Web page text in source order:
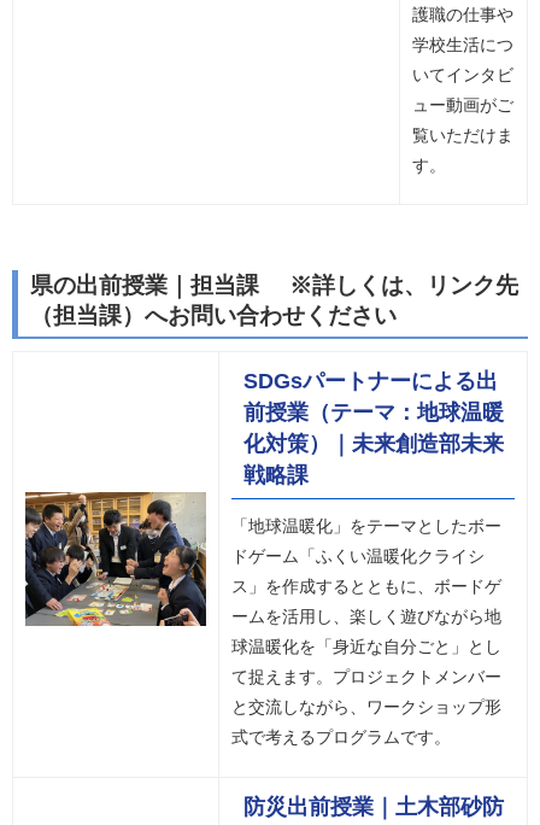
護職の仕事や
学校生活につ
いてインタビ
ュー動画がご
覧いただけま
す。
県の出前授業｜担当課 ※詳しくは、リンク先
（担当課）へお問い合わせください
SDGsパートナーによる出
前授業（テーマ：地球温暖
化対策）｜未来創造部未来
戦略課
「地球温暖化」をテーマとしたボー
ドゲーム「ふくい温暖化クライシ
ス」を作成するとともに、ボードゲ
ームを活用し、楽しく遊びながら地
球温暖化を「身近な自分ごと」とし
て捉えます。プロジェクトメンバー
と交流しながら、ワークショップ形
式で考えるプログラムです。
防災出前授業｜土木部砂防